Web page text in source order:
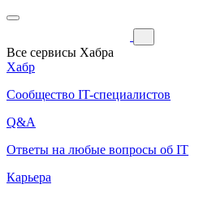
Все сервисы Хабра
Хабр
Сообщество IT-специалистов
Q&A
Ответы на любые вопросы об IT
Карьера